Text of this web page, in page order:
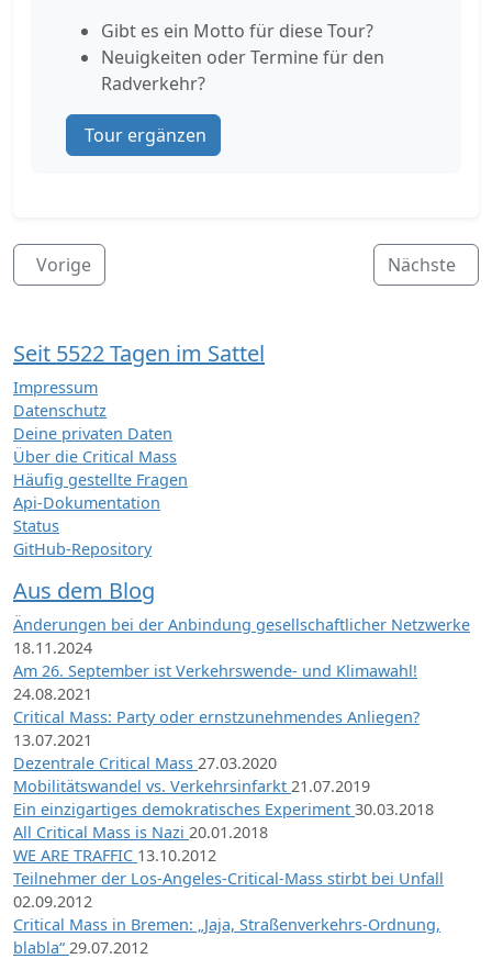
Gibt es ein Motto für diese Tour?
Neuigkeiten oder Termine für den
Radverkehr?
Tour ergänzen
Vorige Nächste
Seit 5522 Tagen im Sattel
Impressum
Datenschutz
Deine privaten Daten
Über die Critical Mass
Häufig gestellte Fragen
Api-Dokumentation
Status
GitHub-Repository
Aus dem Blog
Änderungen bei der Anbindung gesellschaftlicher Netzwerke
18.11.2024
Am 26. September ist Verkehrswende- und Klimawahl!
24.08.2021
Critical Mass: Party oder ernstzunehmendes Anliegen?
13.07.2021
Dezentrale Critical Mass 27.03.2020
Mobilitätswandel vs. Verkehrsinfarkt 21.07.2019
Ein einzigartiges demokratisches Experiment 30.03.2018
All Critical Mass is Nazi 20.01.2018
WE ARE TRAFFIC 13.10.2012
Teilnehmer der Los-Angeles-Critical-Mass stirbt bei Unfall
02.09.2012
Critical Mass in Bremen: „Jaja, Straßenverkehrs-Ordnung,
blabla“ 29.07.2012